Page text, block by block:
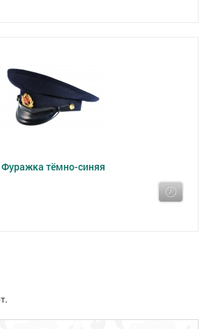
Фуражка тёмно-синяя